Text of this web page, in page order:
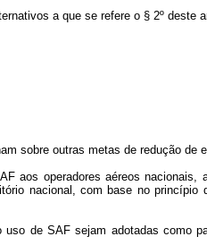
a que se refere o § 2º deste
sobre outras metas de redução de
aos operadores aéreos
nacional, com base no princípio
de SAF sejam adotadas como